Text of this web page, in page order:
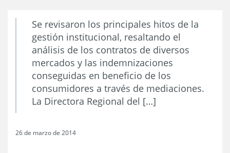
Se revisaron los principales hitos de la
gestión institucional, resaltando el
análisis de los contratos de diversos
mercados y las indemnizaciones
conseguidas en beneficio de los
consumidores a través de mediaciones.
La Directora Regional del […]
26 de marzo de 2014